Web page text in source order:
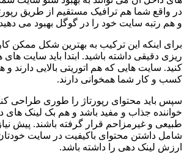
در واقع شما هم ترافیک مستقیم از طریق
و هم رتبه سایت خود را در گوگل بهبود می
برای اینکه این ترکیب به بهترین شکل ممکن کار
ریزی دقیقی داشته باشید. ابتدا باید سایت
کنید. سایت هایی که هم اتوریتی بالایی دارند و
کسب و کار شما همخوانی دارند.
سپس باید محتوای رپورتاژ را طوری طراحی
خواننده جذاب و مفید باشد و هم بک لینک
طبیعی و غیرمزاحم قرار گرفته باشند. پیش
شامل داشتن محتوای باکیفیت در سایت
ارزش لینک دهی را داشته باشد.